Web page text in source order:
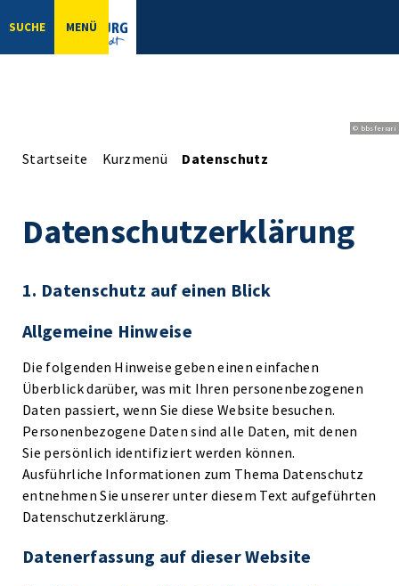
SUCHE MENÜ
© bbsferrari
Startseite Kurzmenü Datenschutz
Datenschutzerklärung
1. Datenschutz auf einen Blick
Allgemeine Hinweise
Die folgenden Hinweise geben einen einfachen
Überblick darüber, was mit Ihren personenbezogenen
Daten passiert, wenn Sie diese Website besuchen.
Personenbezogene Daten sind alle Daten, mit denen
Sie persönlich identifiziert werden können.
Ausführliche Informationen zum Thema Datenschutz
entnehmen Sie unserer unter diesem Text aufgeführten
Datenschutzerklärung.
Datenerfassung auf dieser Website